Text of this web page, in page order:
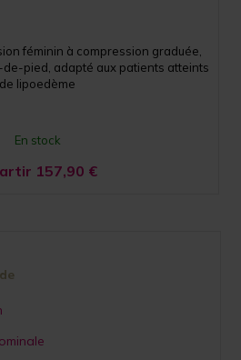
féminin à compression graduée,
pied, adapté aux patients atteints
de lipoedème
En stock
157,90 €